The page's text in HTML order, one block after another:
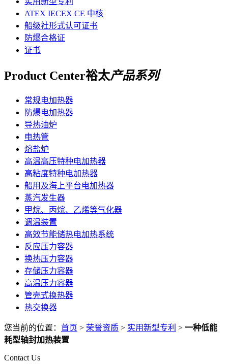
ATEX IECEX CE 中核
船级社形式认可证书
防爆合格证
证书
Product Center裕太产品系列
常规电加热器
防爆电加热器
导热油炉
电热管
熔盐炉
高温高压特种电加热器
高粘度特种电加热器
船用及海上平台电加热器
蒸汽发生器
甲烷、丙烷、乙烯等气化器
调温装置
高效节能储热电加热系统
反应压力容器
换热压力容器
存储压力容器
高温压力容器
管壳式换热器
热交换器
您当前的位置： 首页 > 荣誉资质 > 实用新型专利 > 一种低能
耗型轴封加热装置
Contact Us